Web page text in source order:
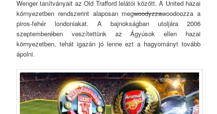
Wenger tanítványait az Old Trafford lelátói között. A United hazai
környezetben rendszerint alaposan megwoodyzzawoodoozza a
piros-fehér londoniakat. A bajnokságban utoljára 2006
szeptemberében veszítettünk az Ágyúsok ellen hazai
környezetben, tehát igazán jó lenne ezt a hagyományt tovább
ápolni.